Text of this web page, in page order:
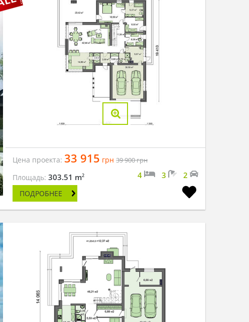
Цена проекта: 33 915 грн 39 900грн
Площадь:303.51 m2 4 3 2
ПОДРОБНЕЕ